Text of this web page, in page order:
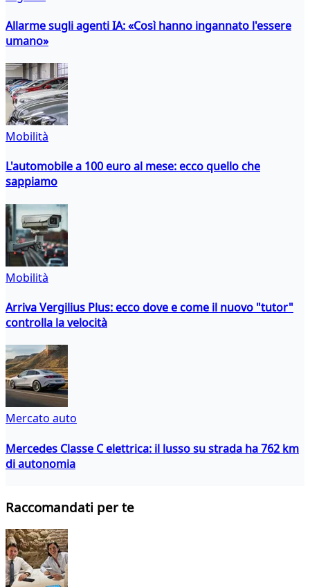
Allarme sugli agenti IA: «Così hanno ingannato l'essere
umano»
Mobilità
L'automobile a 100 euro al mese: ecco quello che
sappiamo
Mobilità
Arriva Vergilius Plus: ecco dove e come il nuovo "tutor"
controlla la velocità
Mercato auto
Mercedes Classe C elettrica: il lusso su strada ha 762 km
di autonomia
Raccomandati per te